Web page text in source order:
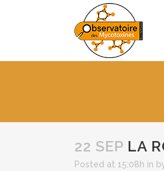
22 SEP LA
Posted at 15:08h in